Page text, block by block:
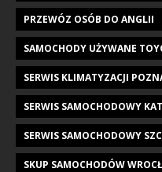
PRZEWÓZ OSÓB DO ANGLII
SAMOCHODY UŻYWANE
SERWIS KLIMATYZACJI
SERWIS SAMOCHODOWY
SERWIS SAMOCHODOWY
SKUP SAMOCHODÓW